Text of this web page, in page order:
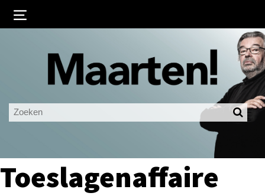
Ingelogd blijven
LOGIN
Toeslagenaffaire